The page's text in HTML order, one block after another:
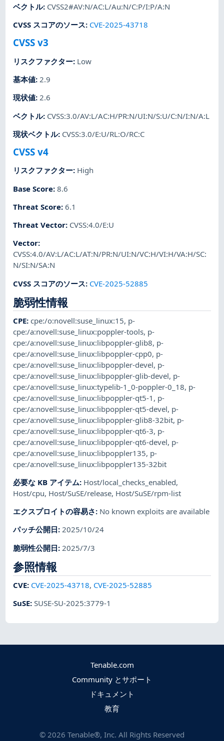
ベクトル: CVSS2#AV:N/AC:L/Au:N/C:P/I:P/A:N
CVSS スコアのソース: CVE-2025-43718
CVSS v3
リスクファクター: Low
基本値:2.9
現状値:2.6
ベクトル: CVSS:3.0/AV:L/AC:H/PR:N/UI:N/S:U/C:N/I:N/A:L
現状ベクトル: CVSS:3.0/E:U/RL:O/RC:C
CVSS v4
リスクファクター: High
Base Score:8.6
Threat Score:6.1
Threat Vector: CVSS:4.0/E:U
Vector:
CVSS:4.0/AV:L/AC:L/AT:N/PR:N/UI:N/VC:H/VI:H/VA:H/SC:
N/SI:N/SA:N
CVSS スコアのソース: CVE-2025-52885
脆弱性情報
CPE:cpe:/o:novell:suse_linux:15, p-
cpe:/a:novell:suse_linux:poppler-tools, p-
cpe:/a:novell:suse_linux:libpoppler-glib8, p-
cpe:/a:novell:suse_linux:libpoppler-cpp0, p-
cpe:/a:novell:suse_linux:libpoppler-devel, p-
cpe:/a:novell:suse_linux:libpoppler-glib-devel, p-
cpe:/a:novell:suse_linux:typelib-1_0-poppler-0_18, p-
cpe:/a:novell:suse_linux:libpoppler-qt5-1 , p-
cpe:/a:novell:suse_linux:libpoppler-qt5-devel, p-
cpe:/a:novell:suse_linux:libpoppler-glib8-32bit, p-
cpe:/a:novell:suse_linux:libpoppler-qt6-3, p-
cpe:/a:novell:suse_linux:libpoppler-qt6-devel, p-
cpe:/a:novell:suse_linux:libpoppler135, p-
cpe:/a:novell:suse_linux:libpoppler135-32bit
必要な KB アイテム: Host/local_checks_enabled,
Host/cpu, Host/SuSE/release, Host/SuSE/rpm-list
エクスプロイトの容易さ: No known exploits are available
パッチ公開日:2025/10/24
脆弱性公開日: 2025/7/3
参照情報
CVE: CVE-2025-43718, CVE-2025-52885
SuSE:SUSE-SU-2025:3779-1
Tenable.com
Community とサポート
ドキュメント
教育
© 2026 Tenable®, Inc. All Rights Reserved